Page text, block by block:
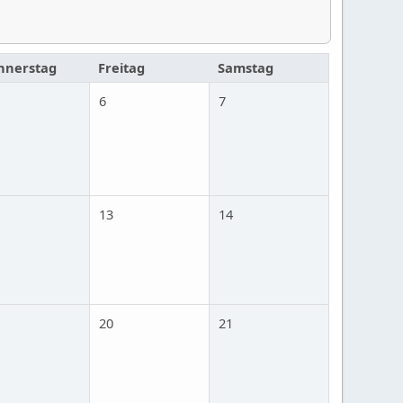
Freitag
Samstag
6
7
13 14
20 21